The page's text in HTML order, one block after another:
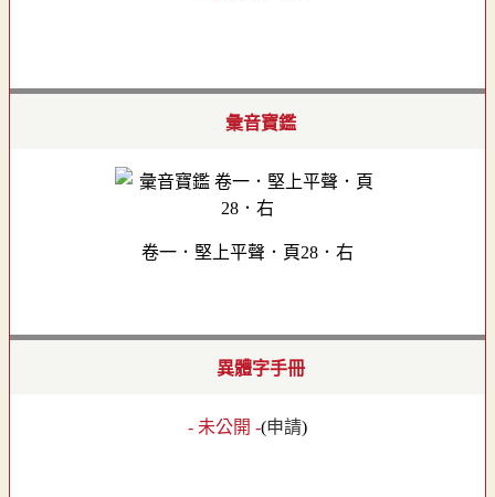
彙音寶鑑
卷一．堅上平聲．頁28．右
異體字手冊
- 未公開 -(申請)